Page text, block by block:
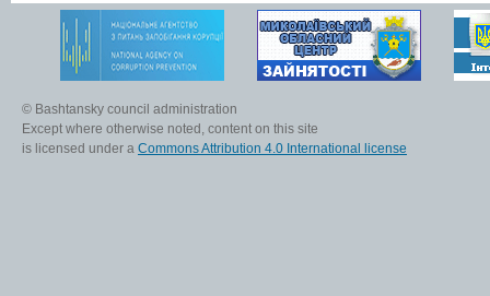
© Bashtansky council administration
Except where otherwise noted, content on this site
is licensed under a Commons Attribution 4.0 International license